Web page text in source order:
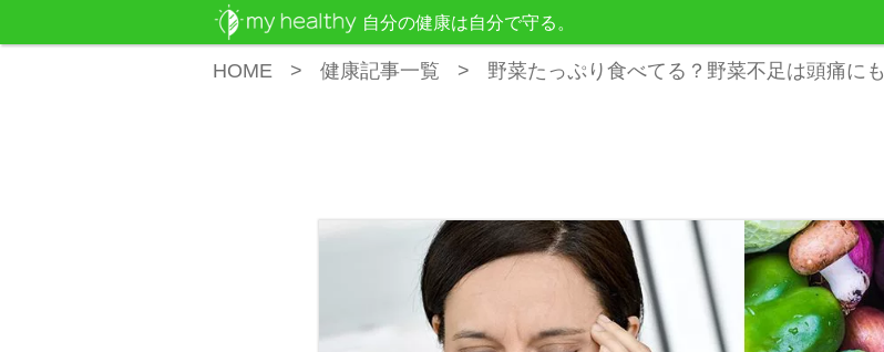
HOME 健康記事一覧 野菜たっぷり食べてる？野菜不足は頭痛にも
自分の健康は自分で守る。